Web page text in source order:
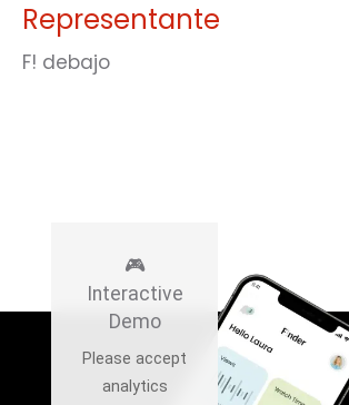
Representante
F! debajo
🎮
Interactive
Demo
Please accept
analytics